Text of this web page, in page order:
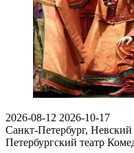
2026-08-12 2026-10-17
Санкт-Петербург, Невский
Петербургский театр